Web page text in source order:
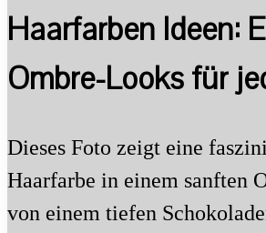
Haarfarben Ideen:
Ombre-Looks für
Dieses Foto zeigt eine
Haarfarbe in einem sanften
von einem tiefen